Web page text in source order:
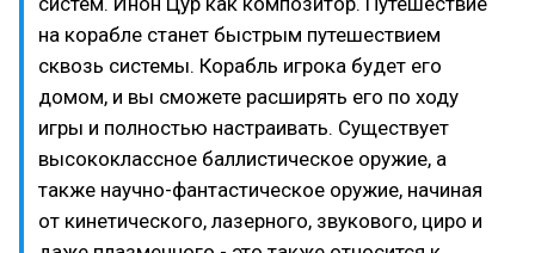
на корабле станет быстрым путешествием
сквозь системы. Корабль игрока будет его
домом, и вы сможете расширять его по ходу
игры и полностью настраивать. Существует
высококлассное баллистическое оружие, а
также научно-фантастическое оружие, начиная
от кинетического, лазерного, звукового, циро и